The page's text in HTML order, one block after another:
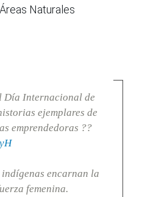
Naturales
Día Internacional de
ejemplares de
emprendedoras ??
encarnan la
femenina.